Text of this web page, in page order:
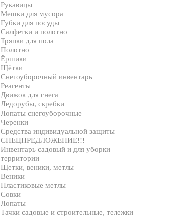
Рукавицы
Мешки для мусора
Губки для посуды
Салфетки и полотно
Тряпки для пола
Полотно
Ёршики
Щётки
Снегоуборочный инвентарь
Реагенты
Движок для снега
Ледорубы, скребки
Лопаты снегоуборочные
Черенки
Средства индивидуальной защиты
СПЕЦПРЕДЛОЖЕНИЕ!!!
Инвентарь садовый и для уборки
территории
Щетки, веники, метлы
Веники
Пластиковые метлы
Совки
Лопаты
Тачки садовые и строительные, тележки